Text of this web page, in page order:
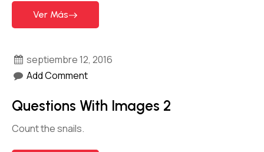
Ver Más
septiembre 12, 2016
Add Comment
Questions With Images 2
Count the snails.